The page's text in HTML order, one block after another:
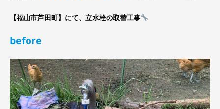
【福山市芦田町】にて、立水栓の取替工事
before